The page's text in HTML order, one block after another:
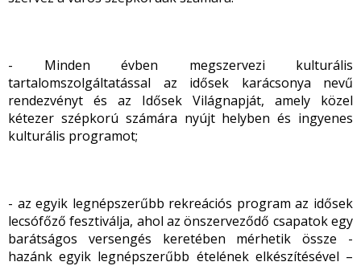
- Minden évben megszervezi kulturális
tartalomszolgáltatással az idősek karácsonya nevű
rendezvényt és az Idősek Világnapját, amely közel
kétezer szépkorú számára nyújt helyben és ingyenes
kulturális programot;
- az egyik legnépszerűbb rekreációs program az idősek
lecsófőző fesztiválja, ahol az önszerveződő csapatok egy
barátságos versengés keretében mérhetik össze -
hazánk egyik legnépszerűbb ételének elkészítésével –